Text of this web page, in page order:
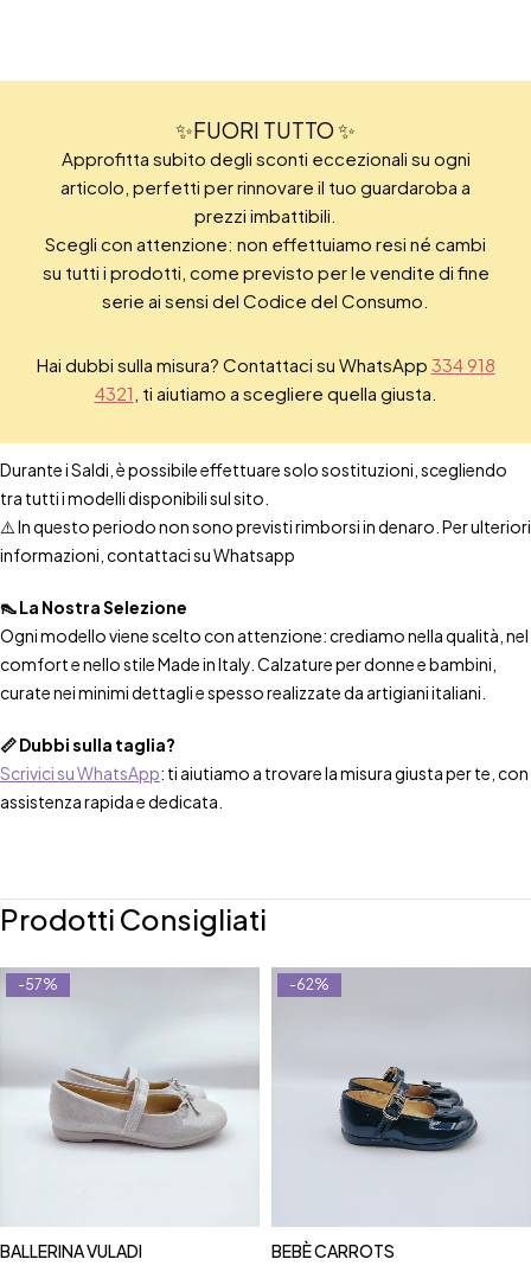
✨FUORI TUTTO ✨
Approfitta subito degli sconti eccezionali su ogni
articolo, perfetti per rinnovare il tuo guardaroba a
prezzi imbattibili.
Scegli con attenzione: non effettuiamo resi né cambi
su tutti i prodotti, come previsto per le vendite di fine
serie ai sensi del Codice del Consumo.
Hai dubbi sulla misura? Contattaci su WhatsApp 334 918
4321 , ti aiutiamo a scegliere quella giusta.
Durante i Saldi, è possibile effettuare solo sostituzioni, scegliendo
tra tutti i modelli disponibili sul sito.
⚠️ In questo periodo non sono previsti rimborsi in denaro. Per ulteriori
informazioni, contattaci su Whatsapp
👠 La Nostra Selezione
Ogni modello viene scelto con attenzione: crediamo nella qualità, nel
comfort e nello stile Made in Italy. Calzature per donne e bambini,
curate nei minimi dettagli e spesso realizzate da artigiani italiani.
📏 Dubbi sulla taglia?
Scrivici su WhatsApp: ti aiutiamo a trovare la misura giusta per te, con
assistenza rapida e dedicata.
Prodotti Consigliati
-57%
BALLERINA VULADI
-62%
BEBÈ CARROTS